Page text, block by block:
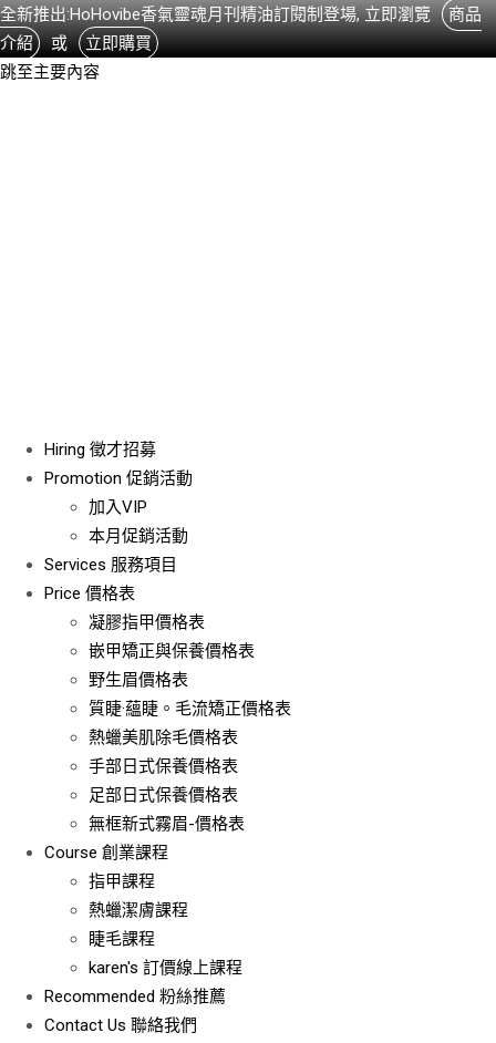
全新推出:HoHovibe香氣靈魂月刊精油訂閱制登場, 立即瀏覽
商品
介紹
或
立即購買
跳至主要內容
Hiring 徵才招募
Promotion 促銷活動
加入VIP
本月促銷活動
Services 服務項目
Price 價格表
凝膠指甲價格表
嵌甲矯正與保養價格表
野生眉價格表
質睫·蘊睫。毛流矯正價格表
熱蠟美肌除毛價格表
手部日式保養價格表
足部日式保養價格表
無框新式霧眉-價格表
Course 創業課程
指甲課程
熱蠟潔膚課程
睫毛課程
karen's 訂價線上課程
Recommended 粉絲推薦
Contact Us 聯絡我們